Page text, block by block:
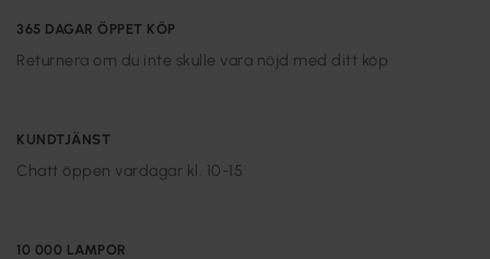
365 DAGAR ÖPPET KÖP
Returnera om du inte skulle vara nöjd med ditt köp
KUNDTJÄNST
Chatt öppen vardagar kl. 10-15
10 000 LAMPOR